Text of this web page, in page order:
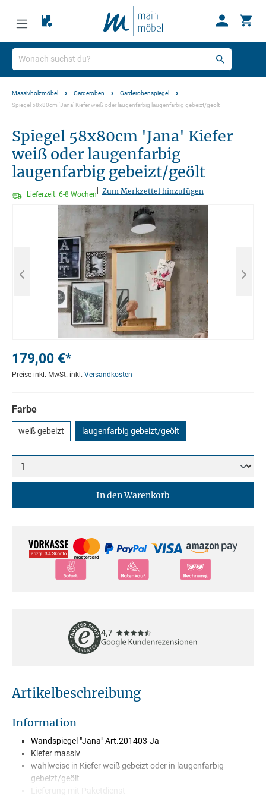
Massivholzmöbel Garderoben
Garderobenspiegel
Spiegel 58x80cm 'Jana' Kiefer weiß oder laugenfarbig laugenfarbig gebeizt/geölt
Spiegel 58x80cm 'Jana' Kiefer
weiß oder laugenfarbig
laugenfarbig gebeizt/geölt
Lieferzeit: 6-8 Wochen Zum Merkzettel hinzufügen
Bildergalerie überspringen
179,00 €*
Preise inkl. MwSt. inkl. Versandkosten
Farbe
weiß gebeizt laugenfarbig gebeizt/geölt
In den Warenkorb
Artikelbeschreibung
Information
Wandspiegel "Jana" Art.201403-Ja
Kiefer massiv
wahlweise in Kiefer weiß gebeizt oder in laugenfarbig
gebeizt/geölt